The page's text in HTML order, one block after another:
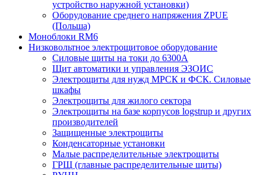
устройство наружной установки)
Оборудование среднего напряжения ZPUE
(Польша)
Моноблоки RM6
Низковольтное электрощитовое оборудование
Силовые щиты на токи до 6300А
Щит автоматики и управления ЭЗОИС
Электрощиты для нужд МРСК и ФСК. Силовые
шкафы
Электрощиты для жилого сектора
Электрощиты на базе корпусов logstrup и других
производителей
Защищенные электрощиты
Конденсаторные установки
Малые распределительные электрощиты
ГРЩ (главные распределительные щиты)